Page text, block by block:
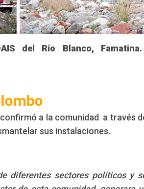
del Río Blanco, Famatina.
a la comunidad a través
sus instalaciones.
diferentes sectores políticos y